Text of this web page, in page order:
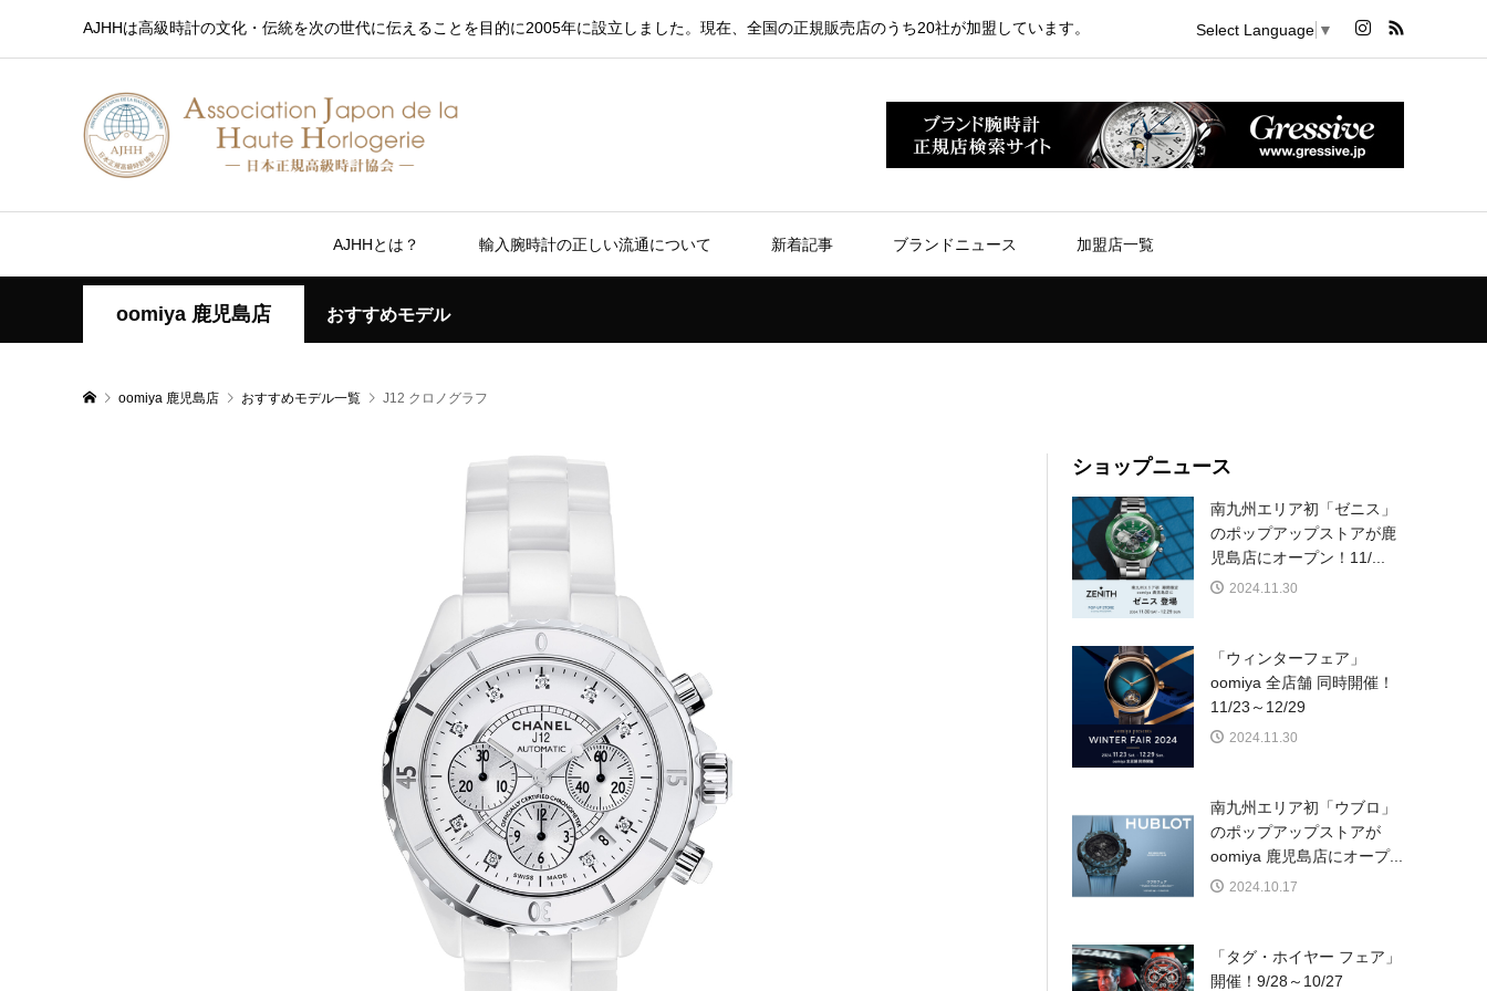
AJHHは高級時計の文化・伝統を次の世代に伝えることを目的に2005年に設立しました。現在、全国の正規販売店のうち20社が加盟しています。 Select Language ▼
AJHHとは？ 輸入腕時計の正しい流通について 新着記事 ブランドニュース 加盟店一覧
oomiya 鹿児島店 おすすめモデル
oomiya 鹿児島店 おすすめモデル一覧 J12 クロノグラフ
ショップニュース
南九州エリア初「ゼニス」
のポップアップストアが鹿
児島店にオープン！11/...
2024.11.30
「ウィンターフェア」
oomiya 全店舗 同時開催！
11/23～12/29
2024.11.30
南九州エリア初「ウブロ」
のポップアップストアが
oomiya 鹿児島店にオープ...
2024.10.17
「タグ・ホイヤー フェア」
開催！9/28～10/27